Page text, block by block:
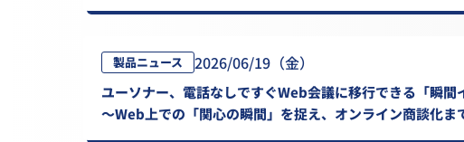
製品ニュース 2026/06/19（金）
ユーソナー、電話なしですぐWeb会議に移行できる「瞬
～Web上での「関心の瞬間」を捉え、オンライン商談化ま